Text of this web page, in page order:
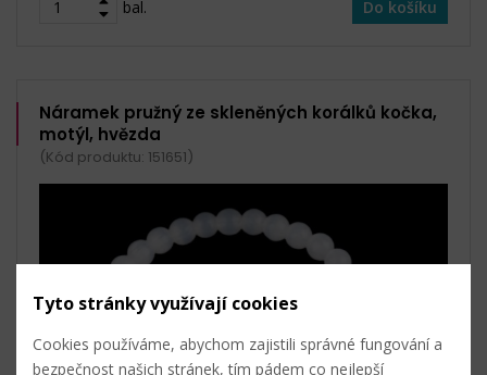
bal.
Do košíku
Náramek pružný ze skleněných korálků kočka,
motýl, hvězda
(Kód produktu: 151651)
Tyto stránky využívají cookies
Cookies používáme, abychom zajistili správné fungování a
bezpečnost našich stránek, tím pádem co nejlepší